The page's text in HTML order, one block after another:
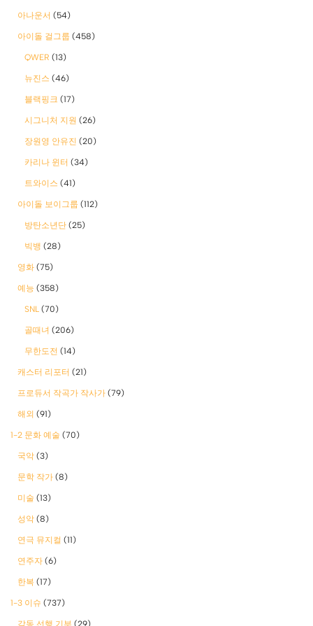
아나운서 (54)
아이돌 걸그룹 (458)
QWER (13)
뉴진스 (46)
블랙핑크 (17)
시그니처 지원 (26)
장원영 안유진 (20)
카리나 윈터 (34)
트와이스 (41)
아이돌 보이그룹 (112)
방탄소년단 (25)
빅뱅 (28)
영화 (75)
예능 (358)
SNL (70)
골때녀 (206)
무한도전 (14)
캐스터 리포터 (21)
프로듀서 작곡가 작사가 (79)
해외 (91)
1-2 문화 예술 (70)
국악 (3)
문학 작가 (8)
미술 (13)
성악 (8)
연극 뮤지컬 (11)
연주자 (6)
한복 (17)
1-3 이슈 (737)
감동 선행 기부 (29)